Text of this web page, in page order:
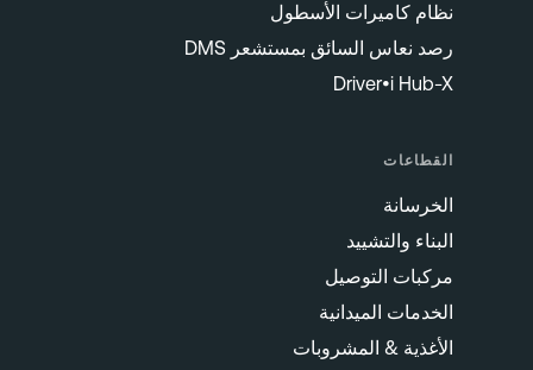
نظام كاميرات الأسطول
رصد نعاس السائق بمستشعر DMS
Driver•i Hub-X
القطاعات
الخرسانة
البناء والتشييد
مركبات التوصيل
الخدمات الميدانية
الأغذية & المشروبات